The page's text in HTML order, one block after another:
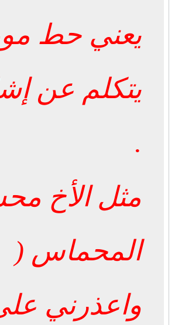
يعني حط
يتكلم عن
.
مثل الأخ
المحماس (
واعذرني